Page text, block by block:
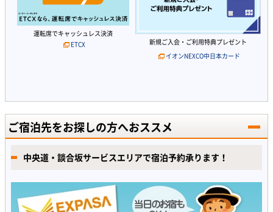
運転席でキャッシュレス決済
ETCX
新規ご入会・ご利用特典プレゼント
イオンNEXCO中日本カード
ご宿泊先をお探しの方へおススメ
中央道・談合坂サービスエリアで宿泊予約承ります！